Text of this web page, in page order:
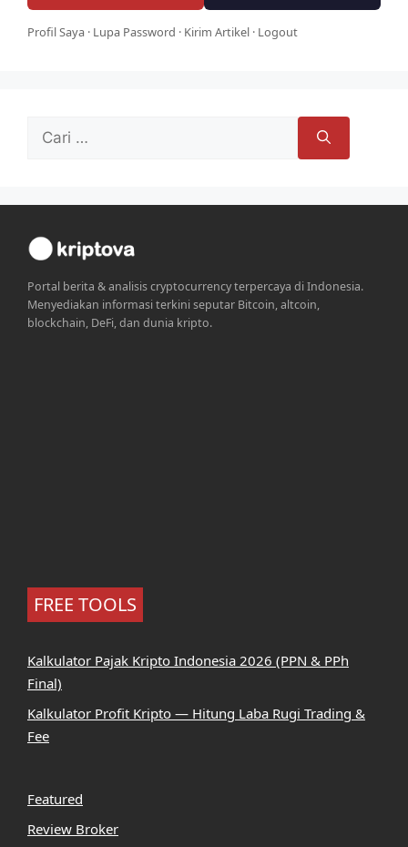
Profil Saya · Lupa Password · Kirim Artikel · Logout
untuk:
Portal berita & analisis cryptocurrency terpercaya di Indonesia.
Menyediakan informasi terkini seputar Bitcoin, altcoin,
blockchain, DeFi, dan dunia kripto.
FREE TOOLS
Kalkulator Pajak Kripto Indonesia 2026 (PPN & PPh
Final)
Kalkulator Profit Kripto — Hitung Laba Rugi Trading &
Fee
Featured
Review Broker